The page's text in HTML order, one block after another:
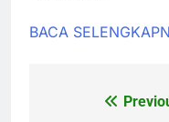
BACA